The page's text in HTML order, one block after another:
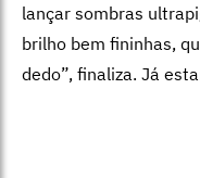
lançar sombras
brilho bem fininhas,
dedo”, finaliza. Já